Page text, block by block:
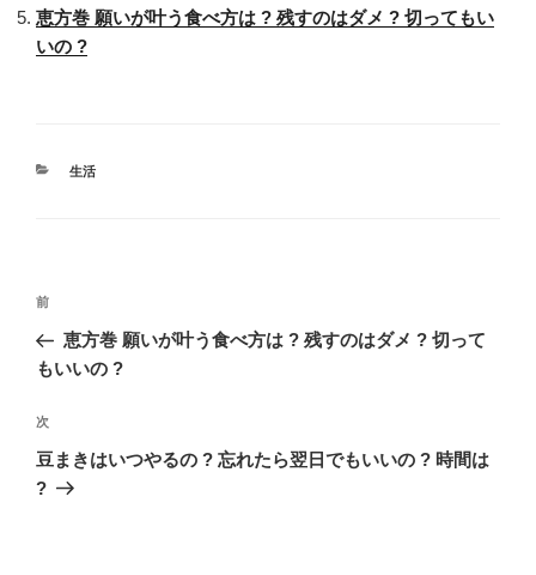
恵方巻 願いが叶う食べ方は ? 残すのはダメ ? 切ってもい
いの ?
カ
生活
投
ナ
ゲ
ー
シ
過
去
の
稿
前
恵方巻 願いが叶う食べ方は ? 残すのはダメ ? 切って
もいいの ?
次
の
投
次
豆まきはいつやるの ? 忘れたら翌日でもいいの ? 時間は
?